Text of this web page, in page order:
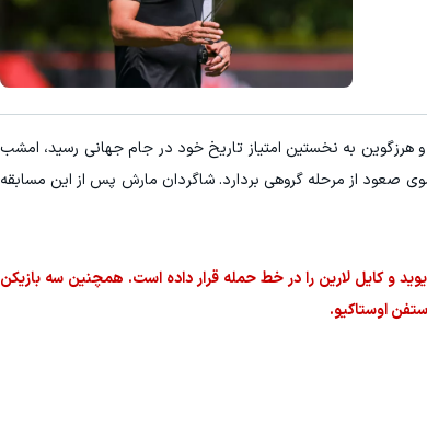
که در نخستین دیدار خود با تساوی ۱-۱ مقابل بوسنی و هرزگوین به نخستین امتیاز تاریخ خود در جام جهانی رسید، امشب
صعود از مرحله گروهی بردارد. شاگردان مارش پس از این مسابقه
زوج هجومی جاناتان دیوید و کایل لارین را در خط حمله قرار داده است. همچنین سه بازیکن